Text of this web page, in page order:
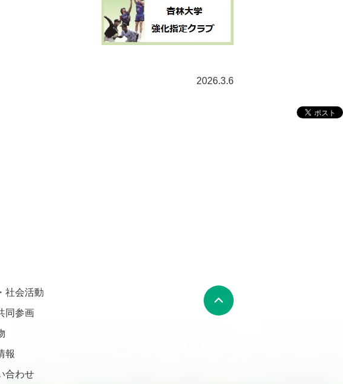
2026.3.6
社会活動
同参画
報
合わせ